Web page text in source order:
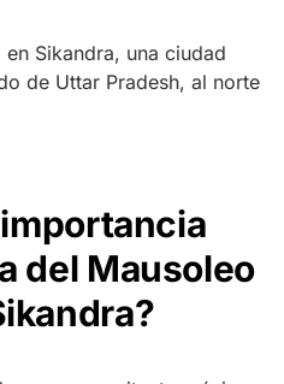
Sikandra, una ciudad
de Uttar Pradesh, al norte
del Mausoleo